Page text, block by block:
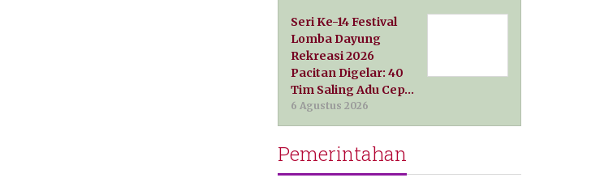
Seri Ke-14 Festival
Lomba Dayung
Rekreasi 2026
Pacitan Digelar: 40
Tim Saling Adu Cep…
6 Agustus 2026
Pemerintahan